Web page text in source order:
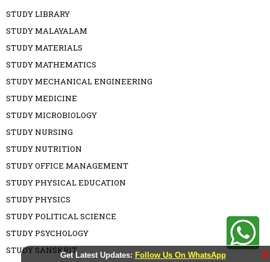
Get Latest Updates: Follow Us On WhatsApp X
STUDY LIBRARY
STUDY MALAYALAM
STUDY MATERIALS
STUDY MATHEMATICS
STUDY MECHANICAL ENGINEERING
STUDY MEDICINE
STUDY MICROBIOLOGY
STUDY NURSING
STUDY NUTRITION
STUDY OFFICE MANAGEMENT
STUDY PHYSICAL EDUCATION
STUDY PHYSICS
STUDY POLITICAL SCIENCE
STUDY PSYCHOLOGY
STUDY SANSKRIT